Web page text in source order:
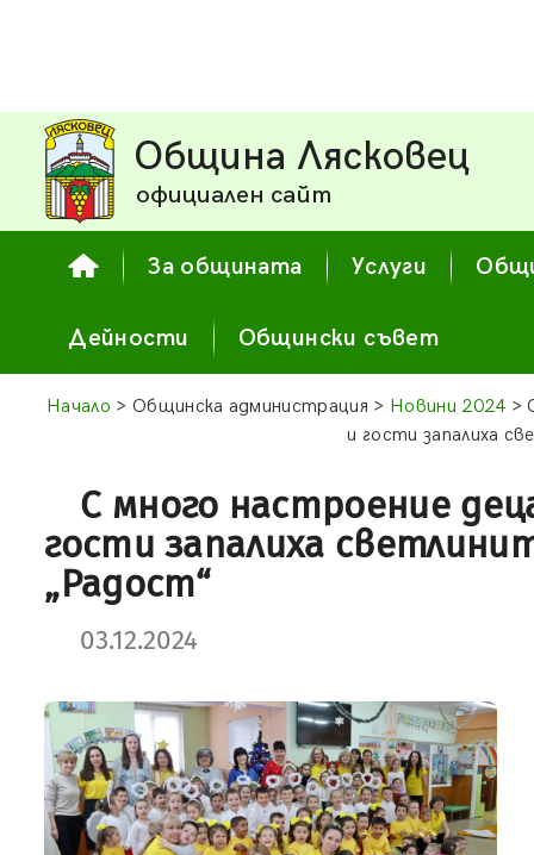
Община Лясковец
официален сайт
За общината Услуги
Дейности Общински съвет
Начало > Общинска администрация > Новини 2024 >
и гости запалиха
С много настроение
гости запалиха
„Радост“
03.12.2024